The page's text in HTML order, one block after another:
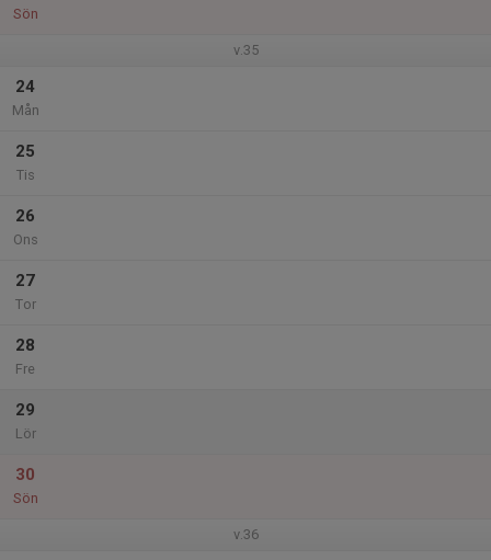
Sön
v.35
24
Mån
25
Tis
26
Ons
27
Tor
28
Fre
29
Lör
30
Sön
v.36